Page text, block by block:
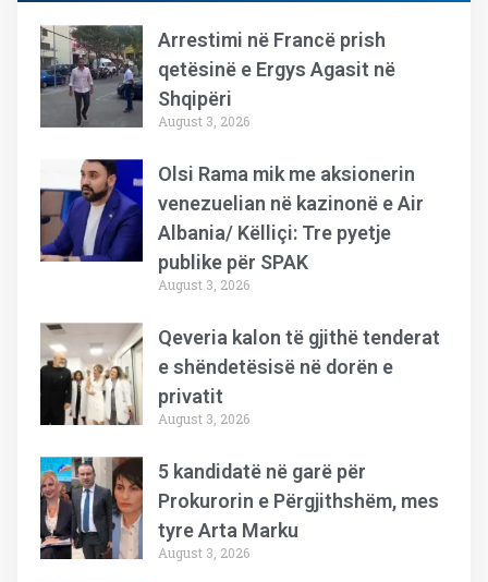
Arrestimi në Francë prish
qetësinë e Ergys Agasit në
Shqipëri
August 3, 2026
Olsi Rama mik me aksionerin
venezuelian në kazinonë e Air
Albania/ Këlliçi: Tre pyetje
publike për SPAK
August 3, 2026
Qeveria kalon të gjithë tenderat
e shëndetësisë në dorën e
privatit
August 3, 2026
5 kandidatë në garë për
Prokurorin e Përgjithshëm, mes
tyre Arta Marku
August 3, 2026